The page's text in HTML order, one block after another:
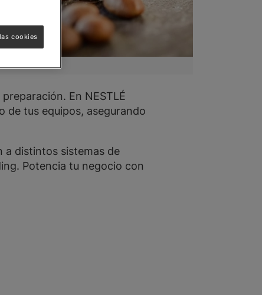
En NESTLÉ
de tus equipos, asegurando
a distintos sistemas de
Potencia tu negocio con
cookies